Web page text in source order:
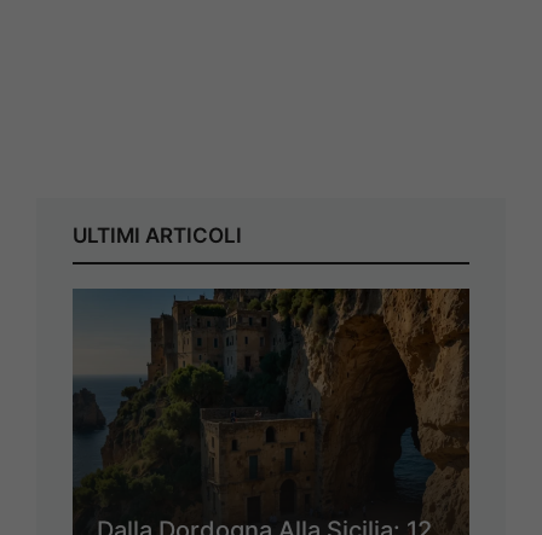
ULTIMI ARTICOLI